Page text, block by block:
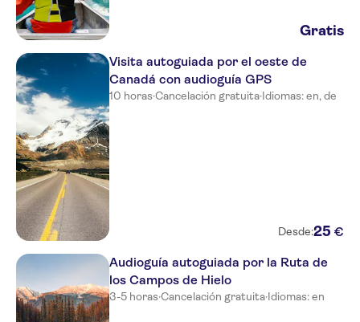
Gratis
Visita autoguiada por el oeste de
Canadá con audioguía GPS
10 horas·Cancelación gratuita·Idiomas: en, de
Desde:25 €
Audioguía autoguiada por la Ruta de
los Campos de Hielo
3-5 horas·Cancelación gratuita·Idiomas: en